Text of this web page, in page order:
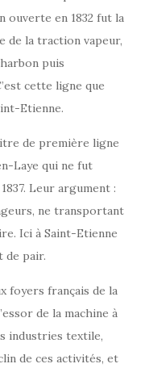
ouverte en 1832 fut la
de la traction vapeur,
puis
cette ligne que
Etienne.
de première ligne
Laye qui ne fut
Leur argument :
ne transportant
Ici à Saint-Etienne
de pair.
foyers français de la
de la machine à
industries textile,
de ces activités, et